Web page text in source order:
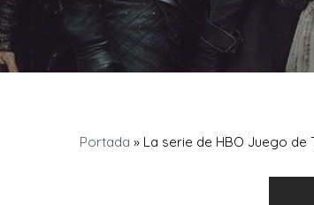
Portada » La serie de HBO Juego de